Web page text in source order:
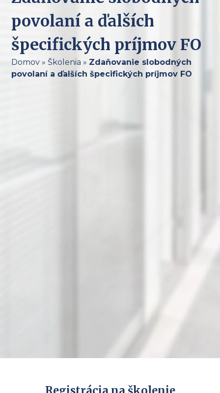
povolaní a ďalších
špecifických príjmov FO
Domov» Školenia » Zdaňovanie slobodných
povolaní a ďalších špecifických príjmov FO